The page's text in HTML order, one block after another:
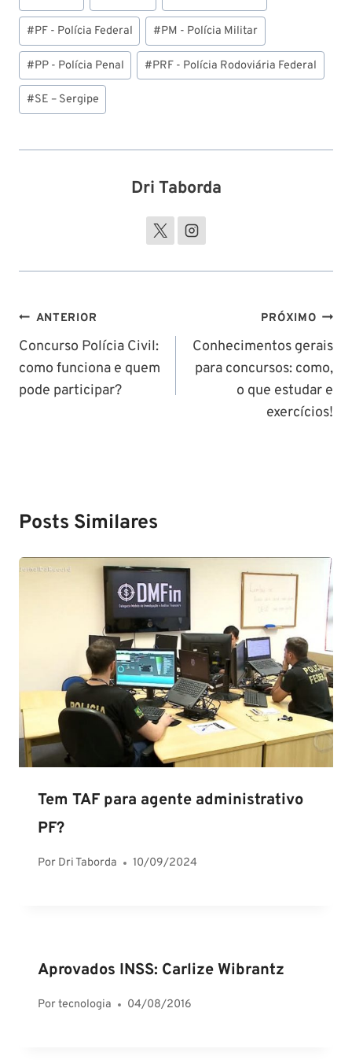
#PF - Polícia Federal #PM - Polícia Militar
#PP - Polícia Penal #PRF - Polícia Rodoviária Federal
#SE – Sergipe
Dri Taborda
Navegação
de
Post
ANTERIOR
Concurso Polícia Civil:
como funciona e quem
pode participar?
PRÓXIMO
Conhecimentos gerais
para concursos: como,
o que estudar e
exercícios!
Posts Similares
Tem TAF para agente administrativo
PF?
Por Dri Taborda 10/09/2024
Aprovados INSS: Carlize Wibrantz
Portecnologia 04/08/2016